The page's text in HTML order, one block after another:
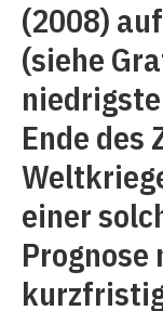
(2008)
(siehe
Ende des
einer